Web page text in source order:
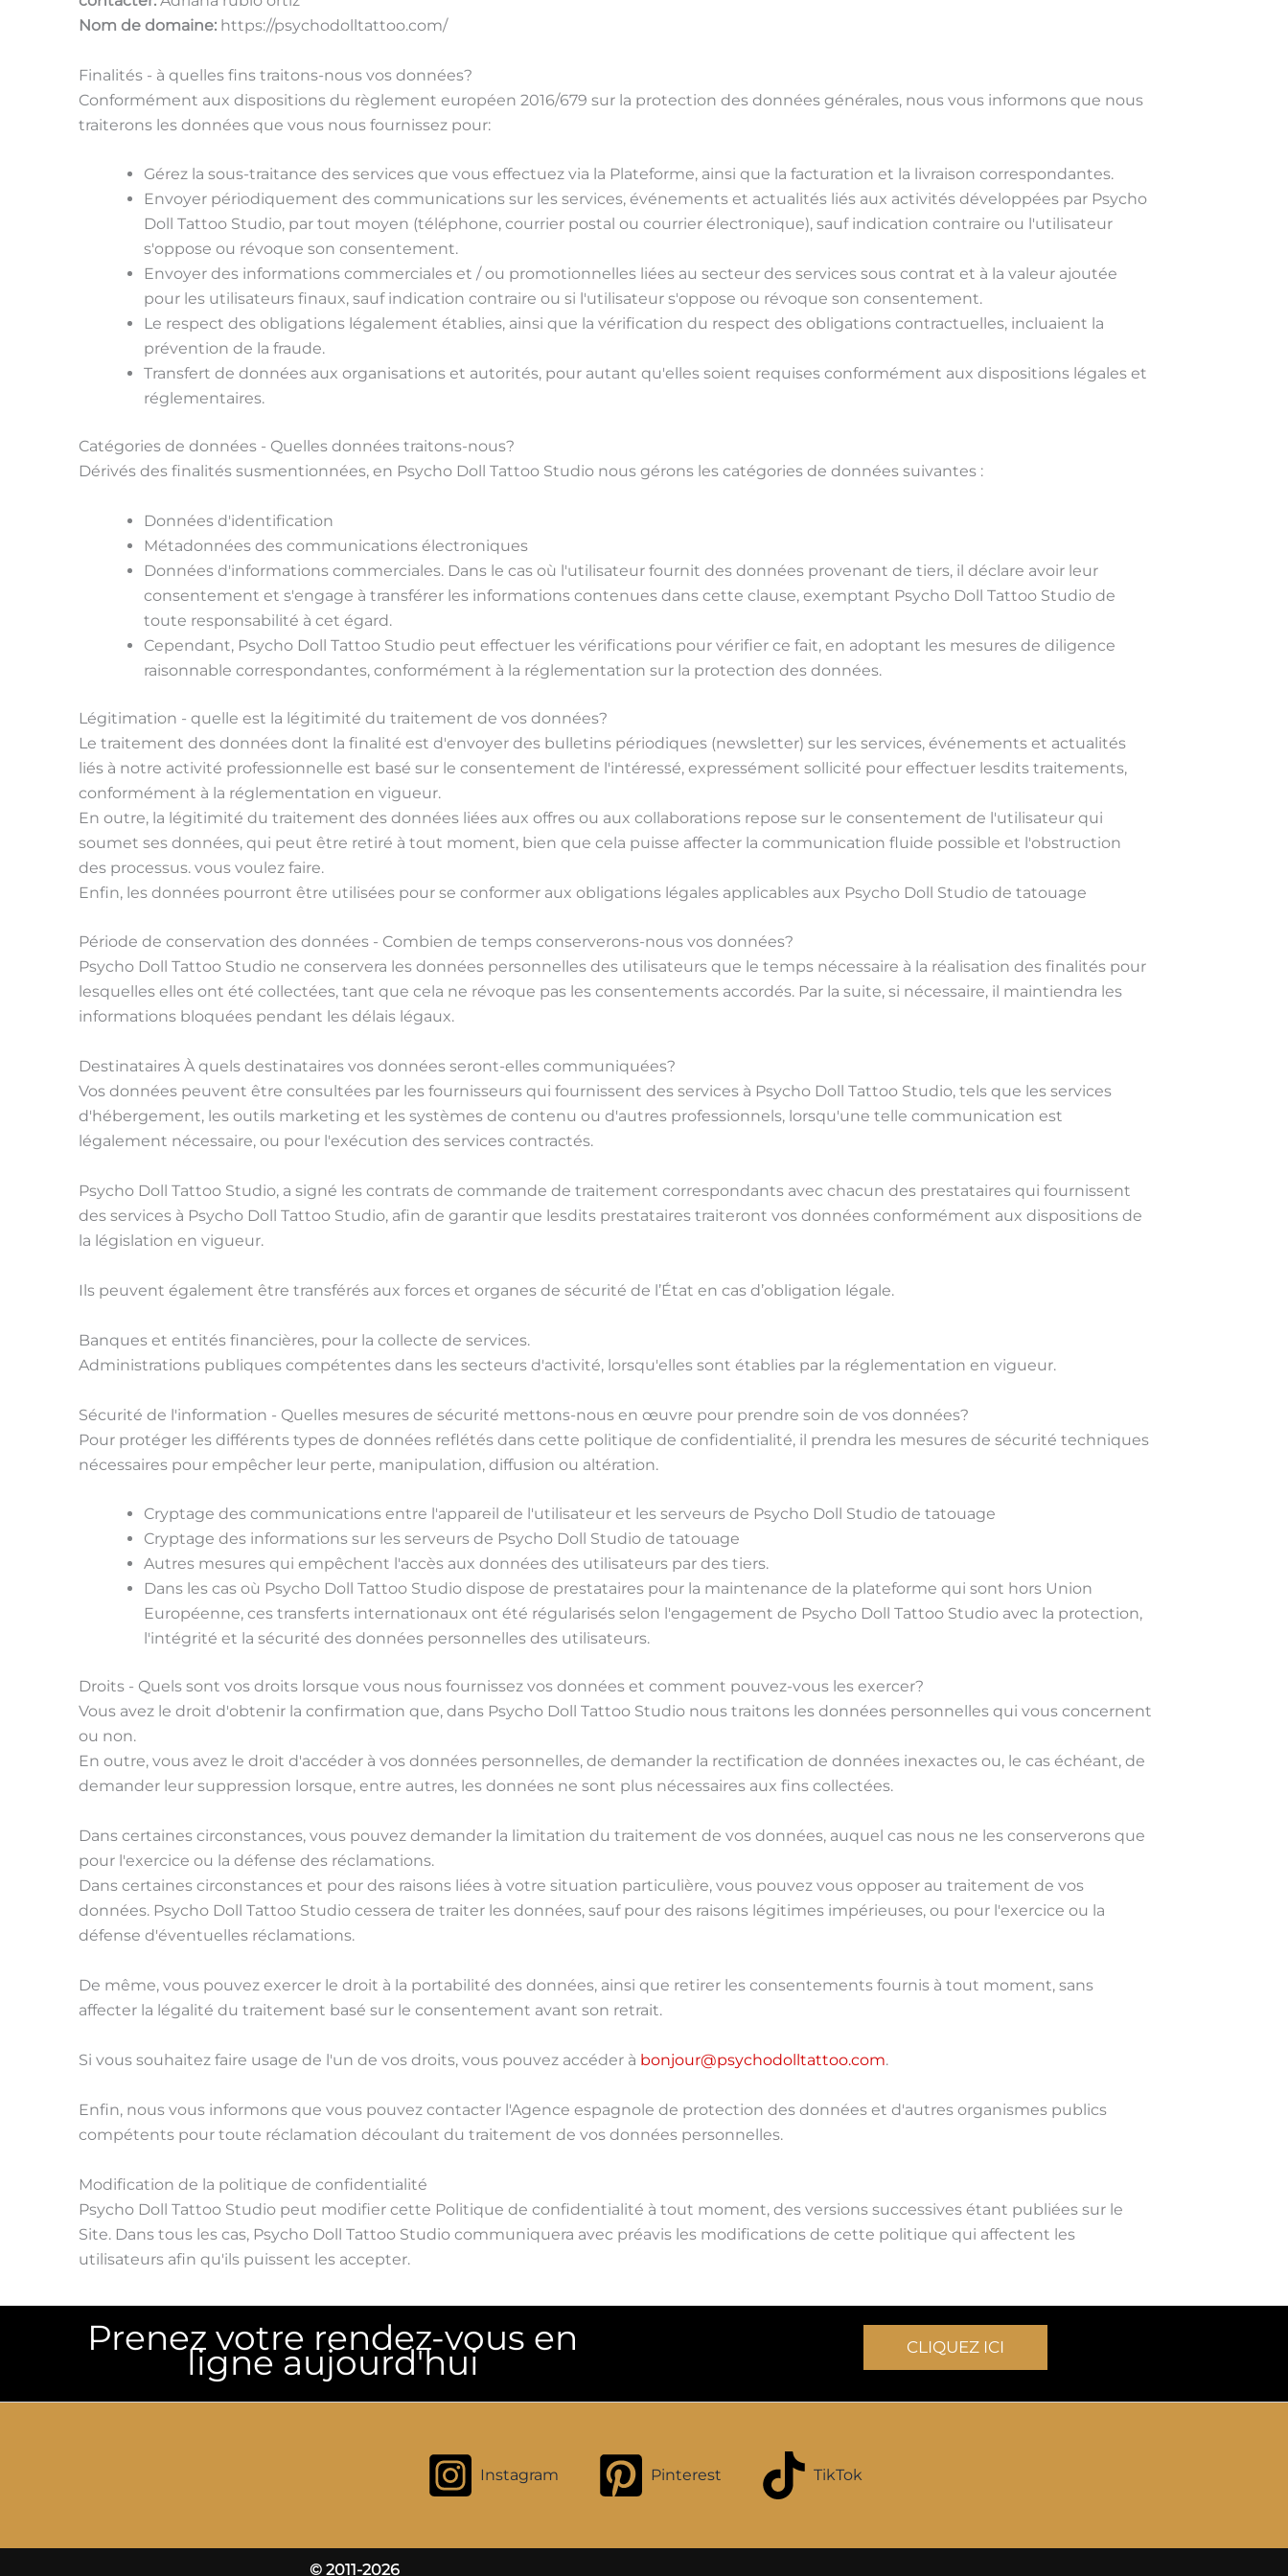
Nom de domaine: https://psychodolltattoo.com/
Finalités - à quelles fins traitons-nous vos données?
Conformément aux dispositions du règlement européen 2016/679 sur la protection des données générales, nous vous informons que nous
traiterons les données que vous nous fournissez pour:
Gérez la sous-traitance des services que vous effectuez via la Plateforme, ainsi que la facturation et la livraison correspondantes.
Envoyer périodiquement des communications sur les services, événements et actualités liés aux activités développées par Psycho
Doll Tattoo Studio, par tout moyen (téléphone, courrier postal ou courrier électronique), sauf indication contraire ou l'utilisateur
s'oppose ou révoque son consentement.
Envoyer des informations commerciales et / ou promotionnelles liées au secteur des services sous contrat et à la valeur ajoutée
pour les utilisateurs finaux, sauf indication contraire ou si l'utilisateur s'oppose ou révoque son consentement.
Le respect des obligations légalement établies, ainsi que la vérification du respect des obligations contractuelles, incluaient la
prévention de la fraude.
Transfert de données aux organisations et autorités, pour autant qu'elles soient requises conformément aux dispositions légales et
réglementaires.
Catégories de données - Quelles données traitons-nous?
Dérivés des finalités susmentionnées, en Psycho Doll Tattoo Studio nous gérons les catégories de données suivantes :
Données d'identification
Métadonnées des communications électroniques
Données d'informations commerciales. Dans le cas où l'utilisateur fournit des données provenant de tiers, il déclare avoir leur
consentement et s'engage à transférer les informations contenues dans cette clause, exemptant Psycho Doll Tattoo Studio de
toute responsabilité à cet égard.
Cependant, Psycho Doll Tattoo Studio peut effectuer les vérifications pour vérifier ce fait, en adoptant les mesures de diligence
raisonnable correspondantes, conformément à la réglementation sur la protection des données.
Légitimation - quelle est la légitimité du traitement de vos données?
Le traitement des données dont la finalité est d'envoyer des bulletins périodiques (newsletter) sur les services, événements et actualités
liés à notre activité professionnelle est basé sur le consentement de l'intéressé, expressément sollicité pour effectuer lesdits traitements,
conformément à la réglementation en vigueur.
En outre, la légitimité du traitement des données liées aux offres ou aux collaborations repose sur le consentement de l'utilisateur qui
soumet ses données, qui peut être retiré à tout moment, bien que cela puisse affecter la communication fluide possible et l'obstruction
des processus. vous voulez faire.
Enfin, les données pourront être utilisées pour se conformer aux obligations légales applicables aux Psycho Doll Studio de tatouage
Période de conservation des données - Combien de temps conserverons-nous vos données?
Psycho Doll Tattoo Studio ne conservera les données personnelles des utilisateurs que le temps nécessaire à la réalisation des finalités pour
lesquelles elles ont été collectées, tant que cela ne révoque pas les consentements accordés. Par la suite, si nécessaire, il maintiendra les
informations bloquées pendant les délais légaux.
Destinataires À quels destinataires vos données seront-elles communiquées?
Vos données peuvent être consultées par les fournisseurs qui fournissent des services à Psycho Doll Tattoo Studio, tels que les services
d'hébergement, les outils marketing et les systèmes de contenu ou d'autres professionnels, lorsqu'une telle communication est
légalement nécessaire, ou pour l'exécution des services contractés.
Psycho Doll Tattoo Studio, a signé les contrats de commande de traitement correspondants avec chacun des prestataires qui fournissent
des services à Psycho Doll Tattoo Studio, afin de garantir que lesdits prestataires traiteront vos données conformément aux dispositions de
la législation en vigueur.
Ils peuvent également être transférés aux forces et organes de sécurité de l’État en cas d’obligation légale.
Banques et entités financières, pour la collecte de services.
Administrations publiques compétentes dans les secteurs d'activité, lorsqu'elles sont établies par la réglementation en vigueur.
Sécurité de l'information - Quelles mesures de sécurité mettons-nous en œuvre pour prendre soin de vos données?
Pour protéger les différents types de données reflétés dans cette politique de confidentialité, il prendra les mesures de sécurité techniques
nécessaires pour empêcher leur perte, manipulation, diffusion ou altération.
Cryptage des communications entre l'appareil de l'utilisateur et les serveurs de Psycho Doll Studio de tatouage
Cryptage des informations sur les serveurs de Psycho Doll Studio de tatouage
Autres mesures qui empêchent l'accès aux données des utilisateurs par des tiers.
Dans les cas où Psycho Doll Tattoo Studio dispose de prestataires pour la maintenance de la plateforme qui sont hors Union
Européenne, ces transferts internationaux ont été régularisés selon l'engagement de Psycho Doll Tattoo Studio avec la protection,
l'intégrité et la sécurité des données personnelles des utilisateurs.
Droits - Quels sont vos droits lorsque vous nous fournissez vos données et comment pouvez-vous les exercer?
Vous avez le droit d'obtenir la confirmation que, dans Psycho Doll Tattoo Studio nous traitons les données personnelles qui vous concernent
ou non.
En outre, vous avez le droit d'accéder à vos données personnelles, de demander la rectification de données inexactes ou, le cas échéant, de
demander leur suppression lorsque, entre autres, les données ne sont plus nécessaires aux fins collectées.
Dans certaines circonstances, vous pouvez demander la limitation du traitement de vos données, auquel cas nous ne les conserverons que
pour l'exercice ou la défense des réclamations.
Dans certaines circonstances et pour des raisons liées à votre situation particulière, vous pouvez vous opposer au traitement de vos
données. Psycho Doll Tattoo Studio cessera de traiter les données, sauf pour des raisons légitimes impérieuses, ou pour l'exercice ou la
défense d'éventuelles réclamations.
De même, vous pouvez exercer le droit à la portabilité des données, ainsi que retirer les consentements fournis à tout moment, sans
affecter la légalité du traitement basé sur le consentement avant son retrait.
Si vous souhaitez faire usage de l'un de vos droits, vous pouvez accéder à bonjour@psychodolltattoo.com.
Enfin, nous vous informons que vous pouvez contacter l'Agence espagnole de protection des données et d'autres organismes publics
compétents pour toute réclamation découlant du traitement de vos données personnelles.
Modification de la politique de confidentialité
Psycho Doll Tattoo Studio peut modifier cette Politique de confidentialité à tout moment, des versions successives étant publiées sur le
Site. Dans tous les cas, Psycho Doll Tattoo Studio communiquera avec préavis les modifications de cette politique qui affectent les
utilisateurs afin qu'ils puissent les accepter.
Prenez votre rendez-vous en
ligne aujourd'hui CLIQUEZ ICI
Instagram Pinterest TikTok
© 2011-2026